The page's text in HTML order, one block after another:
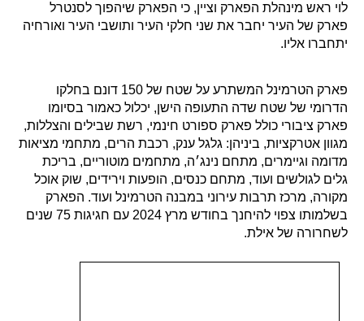
לוי ראש מינהלת הפארק וציין, כי הפארק שיהפוך לסנטרל
פארק של העיר יחבר את שני חלקי העיר ותושבי העיר ואורחיה
יתחברו אליו.
פארק הטרמינל המשתרע על שטח של 150 דונם בחלקו
הדרומי של שטח שדה התעופה הישן, יכלול כאמור בסיומו
פארק ציבורי כולל פארק ספורט חינמי, רשת שבילים והצללות,
מגוון אטרקציות, ביניהן: גלגל ענק, רכבת הרים, מתחמי מציאות
מדומה וגיימרים, מתחם נינג׳ה, מתחמים מוטוריים, בריכת
גלים לגולשים ועוד, מתחם כנסים, הופעות וירידים, שוק אוכל
מקורה, מרכז תרבות עירוני במבנה הטרמינל ועוד. הפארק
בשלמותו צפוי להיחנך בחודש מרץ 2024 עם חגיגות 75 שנים
לשחרורה של אילת.